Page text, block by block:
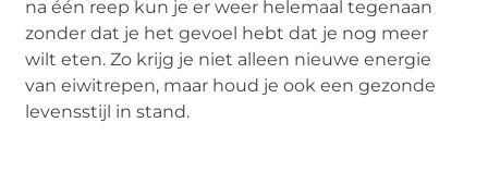
na één reep kun je er weer helemaal tegenaan
zonder dat je het gevoel hebt dat je nog meer
wilt eten. Zo krijg je niet alleen nieuwe energie
van eiwitrepen, maar houd je ook een gezonde
levensstijl in stand.